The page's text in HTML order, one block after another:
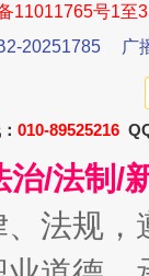
今
11011765号1至
20251785
广
010-89525216
/法制/
法规